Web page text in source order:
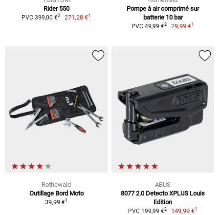
Rider 550
PVC 399,00 €2 271,28 €1
Pompe à air comprimé sur
batterie 10 bar
PVC 49,99 €2 29,99 €1
Rothewald
Outillage Bord Moto
39,99 €1
ABUS
8077 2.0 Detecto XPLUS Louis
Edition
PVC 199,99 €2 149,99 €1